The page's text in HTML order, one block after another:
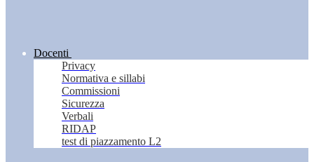
Docenti
Privacy
Normativa e sillabi
Commissioni
Sicurezza
Verbali
RIDAP
test di piazzamento L2